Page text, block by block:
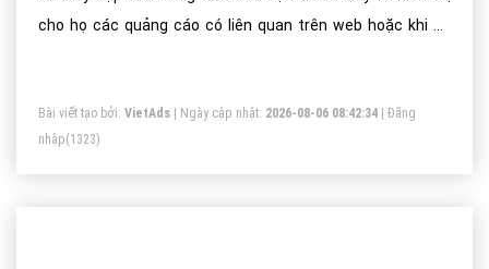
cho họ các quảng cáo có liên quan trên web hoặc khi họ
Bài viết tạo bởi: VietAds | Ngày cập nhật: 2026-08-06 08:42:34
Đăng
nhập(1323)